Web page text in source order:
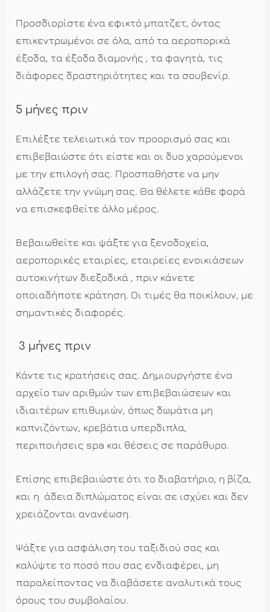
Προσδιορίστε ένα εφικτό μπατζετ, όντας
επικεντρωμένοι σε όλα, από τα αεροπορικά
έξοδα, τα έξοδα διαμονής , τα φαγητά, τις
διάφορες δραστηριότητες και τα σουβενίρ.
5 μήνες πριν
Επιλέξτε τελειωτικά τον προορισμό σας και
επιβεβαιώστε ότι είστε και οι δυο χαρούμενοι
με την επιλογή σας. Προσπαθήστε να μην
αλλάζετε την γνώμη σας. Θα θέλετε κάθε φορά
να επισκεφθείτε άλλο μέρος.
Βεβαιωθείτε και ψάξτε για ξενοδοχεία,
αεροπορικές εταιρίες, εταιρείες ενοικιάσεων
αυτοκινήτων διεξοδικά , πριν κάνετε
οποιαδήποτε κράτηση. Οι τιμές θα ποικίλουν, με
σημαντικές διαφορές.
3 μήνες πριν
Κάντε τις κρατήσεις σας. Δημιουργήστε ένα
αρχείο των αριθμών των επιβεβαιώσεων και
ιδιαιτέρων επιθυμιών, όπως δωμάτια μη
καπνιζόντων, κρεβάτια υπερδιπλα,
περιποιήσεις spa και θέσεις σε παράθυρο.
Επίσης επιβεβαιώστε ότι το διαβατήριο, η βίζα,
και η άδεια διπλώματος είναι σε ισχύει και δεν
χρειάζονται ανανέωση.
Ψάξτε για ασφάλιση του ταξιδιού σας και
καλύψτε το ποσό που σας ενδιαφέρει, μη
παραλείποντας να διαβάσετε αναλυτικά τους
όρους του συμβολαίου.